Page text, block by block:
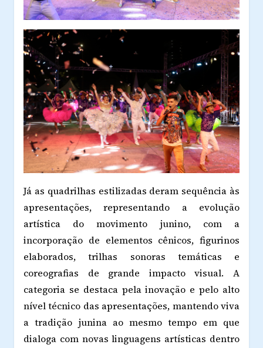
Já as quadrilhas estilizadas deram sequência às
apresentações, representando a evolução
artística do movimento junino, com a
incorporação de elementos cênicos, figurinos
elaborados, trilhas sonoras temáticas e
coreografias de grande impacto visual. A
categoria se destaca pela inovação e pelo alto
nível técnico das apresentações, mantendo viva
a tradição junina ao mesmo tempo em que
dialoga com novas linguagens artísticas dentro